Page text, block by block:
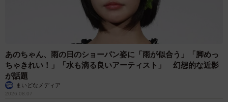
あのちゃん、雨の日のショーパン姿に「雨が似合う」「脚めっ
ちゃきれい！」「水も滴る良いアーティスト」 幻想的な近影
が話題
まいどなメディア
2026.08.07